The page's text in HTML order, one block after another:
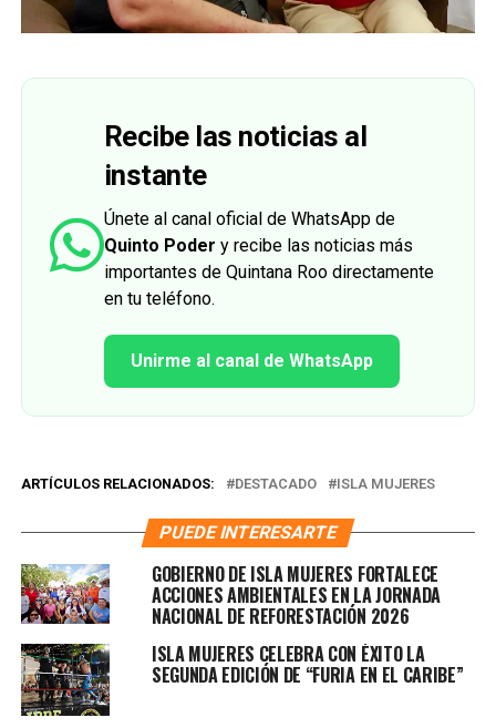
Recibe las noticias al
instante
Únete al canal oficial de WhatsApp de
Quinto Poder y recibe las noticias más
importantes de Quintana Roo directamente
en tu teléfono.
Unirme al canal de WhatsApp
ARTÍCULOS RELACIONADOS: DESTACADO ISLA MUJERES
PUEDE INTERESARTE
GOBIERNO DE ISLA MUJERES FORTALECE
ACCIONES AMBIENTALES EN LA JORNADA
NACIONAL DE REFORESTACIÓN 2026
ISLA MUJERES CELEBRA CON ÉXITO LA
SEGUNDA EDICIÓN DE “FURIA EN EL CARIBE”